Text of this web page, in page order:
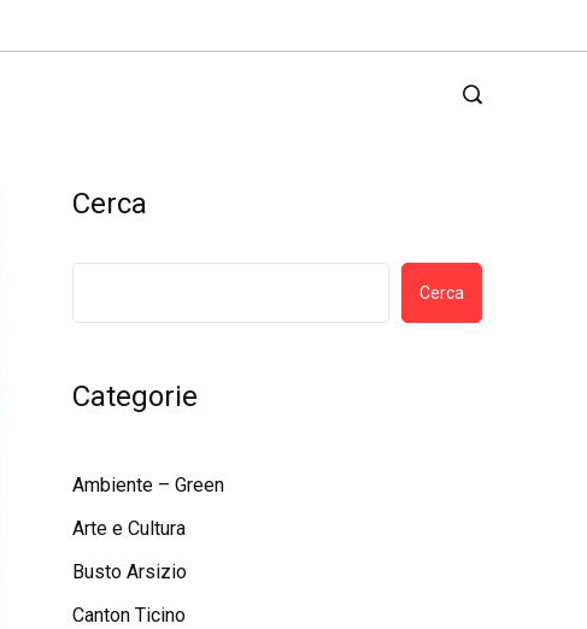
Cerca
Cerca
Categorie
Ambiente – Green
Arte e Cultura
Busto Arsizio
Canton Ticino